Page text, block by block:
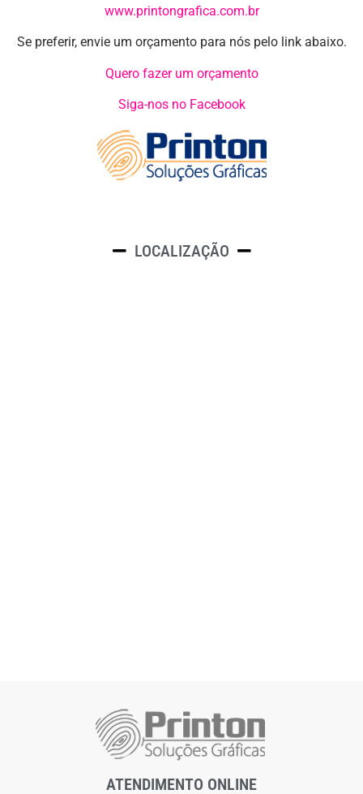
www.printongrafica.com.br
Se preferir, envie um orçamento para nós pelo link abaixo.
Quero fazer um orçamento
Siga-nos no Facebook
LOCALIZAÇÃO
ATENDIMENTO ONLINE